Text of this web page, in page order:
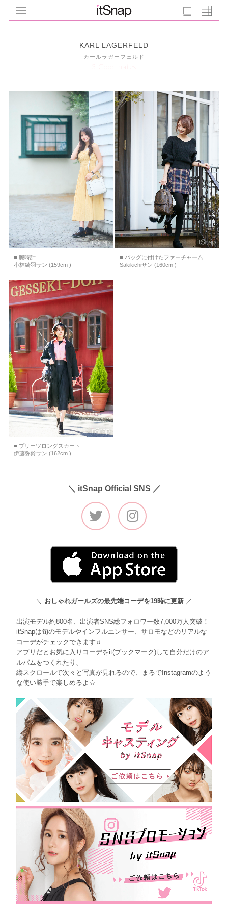
KARL LAGERFELD
カールラガーフェルド
3 Coodinates
■ 腕時計
小林綺羽サン (159cm )
■ バッグに付けたファーチャーム
Sakikichiサン (160cm )
■ プリーツロングスカート
伊藤弥鈴サン (162cm )
＼ itSnap Official SNS ／
＼ おしゃれガールズの最先端コーデを19時に更新 ／
出演モデル約800名、出演者SNS総フォロワー数7,000万人突破！
itSnapは旬のモデルやインフルエンサー、サロモなどのリアルな
コーデがチェックできます♫
アプリだとお気に入りコーデをit(ブックマーク)して自分だけのア
ルバムをつくれたり、
縦スクロールで次々と写真が見れるので、まるでInstagramのよう
な使い勝手で楽しめるよ☆